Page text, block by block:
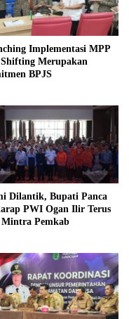
Implementasi MPP
Merupakan
BPJS
Dilantik, Bupati Panca
PWI Ogan Ilir Terus
Pemkab